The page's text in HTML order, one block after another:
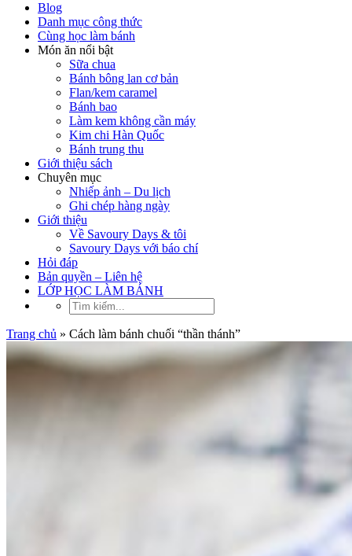
Blog
Danh mục công thức
Cùng học làm bánh
Món ăn nổi bật
Sữa chua
Bánh bông lan cơ bản
Flan/kem caramel
Bánh bao
Làm kem không cần máy
Kim chi Hàn Quốc
Bánh trung thu
Giới thiệu sách
Chuyên mục
Nhiếp ảnh – Du lịch
Ghi chép hàng ngày
Giới thiệu
Về Savoury Days & tôi
Savoury Days với báo chí
Hỏi đáp
Bản quyền – Liên hệ
LỚP HỌC LÀM BÁNH
Trang chủ » Cách làm bánh chuối “thần thánh”